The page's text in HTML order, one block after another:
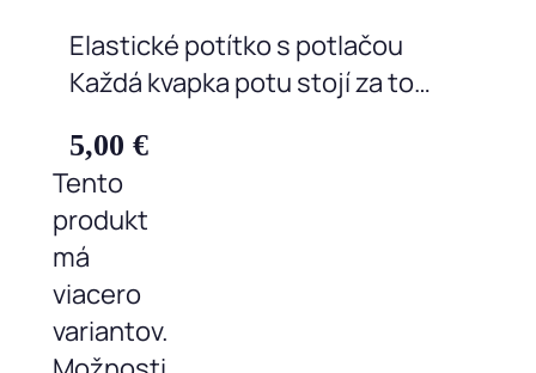
Elastické potítko s potlačou
Každá kvapka potu stojí za to…
5,00 €
Tento
produkt
má
viacero
variantov.